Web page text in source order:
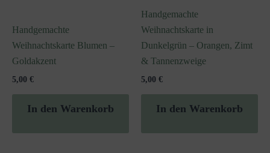
Handgemachte
Weihnachtskarte Blumen –
Goldakzent
5,00 €
In den Warenkorb
Handgemachte
Weihnachtskarte in
Dunkelgrün – Orangen, Zimt
& Tannenzweige
5,00 €
In den Warenkorb